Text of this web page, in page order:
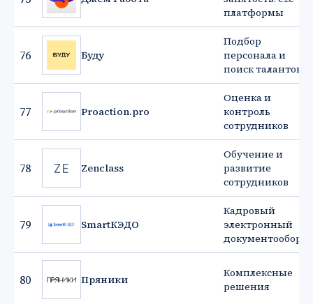
платформы
76 Буду
Подбор
персонала и
поиск талантов
77 Proaction.pro
Оценка и
контроль
сотрудников
78 ZE Zenclass
Обучение и
развитие
сотрудников
79 SmartКЭДО
Кадровый
электронный
документооборот
80 Пряники
Комплексные
решения